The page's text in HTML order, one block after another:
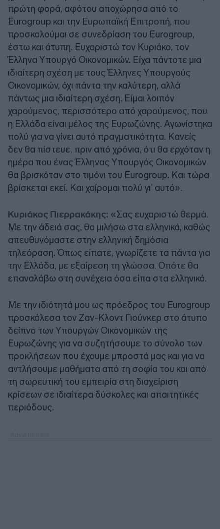
πρώτη φορά, αφότου αποχώρησα από το
Eurogroup και την Ευρωπαϊκή Επιτροπή, που
προσκαλούμαι σε συνεδρίαση του Eurogroup,
έστω και άτυπη. Ευχαριστώ τον Κυριάκο, τον
Έλληνα Υπουργό Οικονομικών. Είχα πάντοτε μια
ιδιαίτερη σχέση με τους Έλληνες Υπουργούς
Οικονομικών, όχι πάντα την καλύτερη, αλλά
πάντως μια ιδιαίτερη σχέση. Είμαι λοιπόν
χαρούμενος, περισσότερο από χαρούμενος, που
η Ελλάδα είναι μέλος της Ευρωζώνης. Αγωνίστηκα
πολύ για να γίνει αυτό πραγματικότητα. Κανείς
δεν θα πίστευε, πριν από χρόνια, ότι θα ερχόταν η
ημέρα που ένας Έλληνας Υπουργός Οικονομικών
θα βρισκόταν στο τιμόνι του Eurogroup. Και τώρα
βρίσκεται εκεί. Και χαίρομαι πολύ γι’ αυτό».
Κυριάκος Πιερρακάκης: «Σας ευχαριστώ θερμά.
Με την άδειά σας, θα μιλήσω στα ελληνικά, καθώς
απευθυνόμαστε στην ελληνική δημόσια
τηλεόραση. Όπως είπατε, γνωρίζετε τα πάντα για
την Ελλάδα, με εξαίρεση τη γλώσσα. Οπότε θα
επαναλάβω στη συνέχεια όσα είπα στα ελληνικά.
Με την ιδιότητά μου ως πρόεδρος του Eurogroup
προσκάλεσα τον Ζαν-Κλοντ Γιούνκερ στο άτυπο
δείπνο των Υπουργών Οικονομικών της
Ευρωζώνης για να συζητήσουμε το σύνολο των
προκλήσεων που έχουμε μπροστά μας και για να
αντλήσουμε μαθήματα από τη σοφία του και από
τη σωρευτική του εμπειρία στη διαχείριση
κρίσεων σε ιδιαίτερα δύσκολες και απαιτητικές
περιόδους.